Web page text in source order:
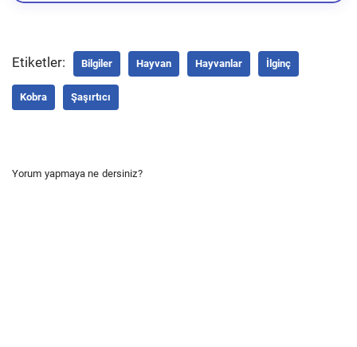
Etiketler: Bilgiler Hayvan Hayvanlar İlginç
Kobra Şaşırtıcı
Yorum yapmaya ne dersiniz?